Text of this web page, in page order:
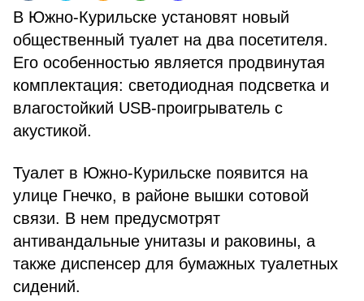
В Южно-Курильске установят новый
общественный туалет на два посетителя.
Его особенностью является продвинутая
комплектация: светодиодная подсветка и
влагостойкий USB-проигрыватель с
акустикой.
Туалет в Южно-Курильске появится на
улице Гнечко, в районе вышки сотовой
связи. В нем предусмотрят
антивандальные унитазы и раковины, а
также диспенсер для бумажных туалетных
сидений.